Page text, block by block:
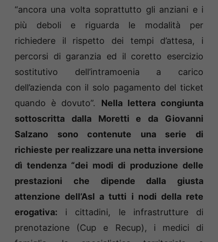
“ancora una volta soprattutto gli anziani e i
più deboli e riguarda le modalità per
richiedere il rispetto dei tempi d’attesa, i
percorsi di garanzia ed il coretto esercizio
sostitutivo dell’intramoenia a carico
dell’azienda con il solo pagamento del ticket
quando è dovuto”. Nella lettera congiunta
sottoscritta dalla Moretti e da Giovanni
Salzano sono contenute una serie di
richieste per realizzare una netta inversione
dì tendenza “dei modi di produzione delle
prestazioni che dipende dalla giusta
attenzione dell’Asl a tutti i nodi della rete
erogativa: i cittadini, le infrastrutture di
prenotazione (Cup e Recup), i medici di